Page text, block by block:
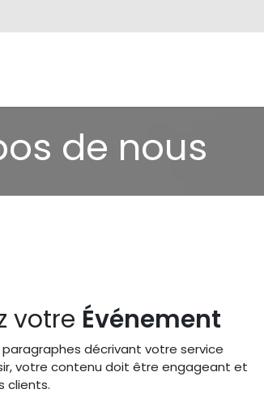
de nous
votre Événement
paragraphes décrivant votre service
votre contenu doit être engageant et
clients.